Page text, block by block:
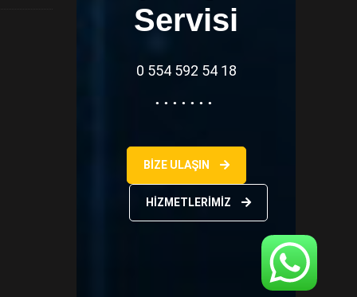
Servisi
0 554 592 54 18
BIZE ULAŞIN
HIZMETLERIMIZ